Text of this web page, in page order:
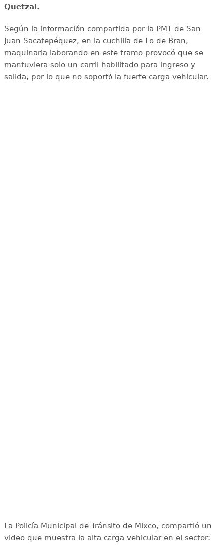
Quetzal.
Según la información compartida por la PMT de San
Juan Sacatepéquez, en la cuchilla de Lo de Bran,
maquinaria laborando en este tramo provocó que se
mantuviera solo un carril habilitado para ingreso y
salida, por lo que no soportó la fuerte carga vehicular.
La Policía Municipal de Tránsito de Mixco, compartió un
video que muestra la alta carga vehicular en el sector: